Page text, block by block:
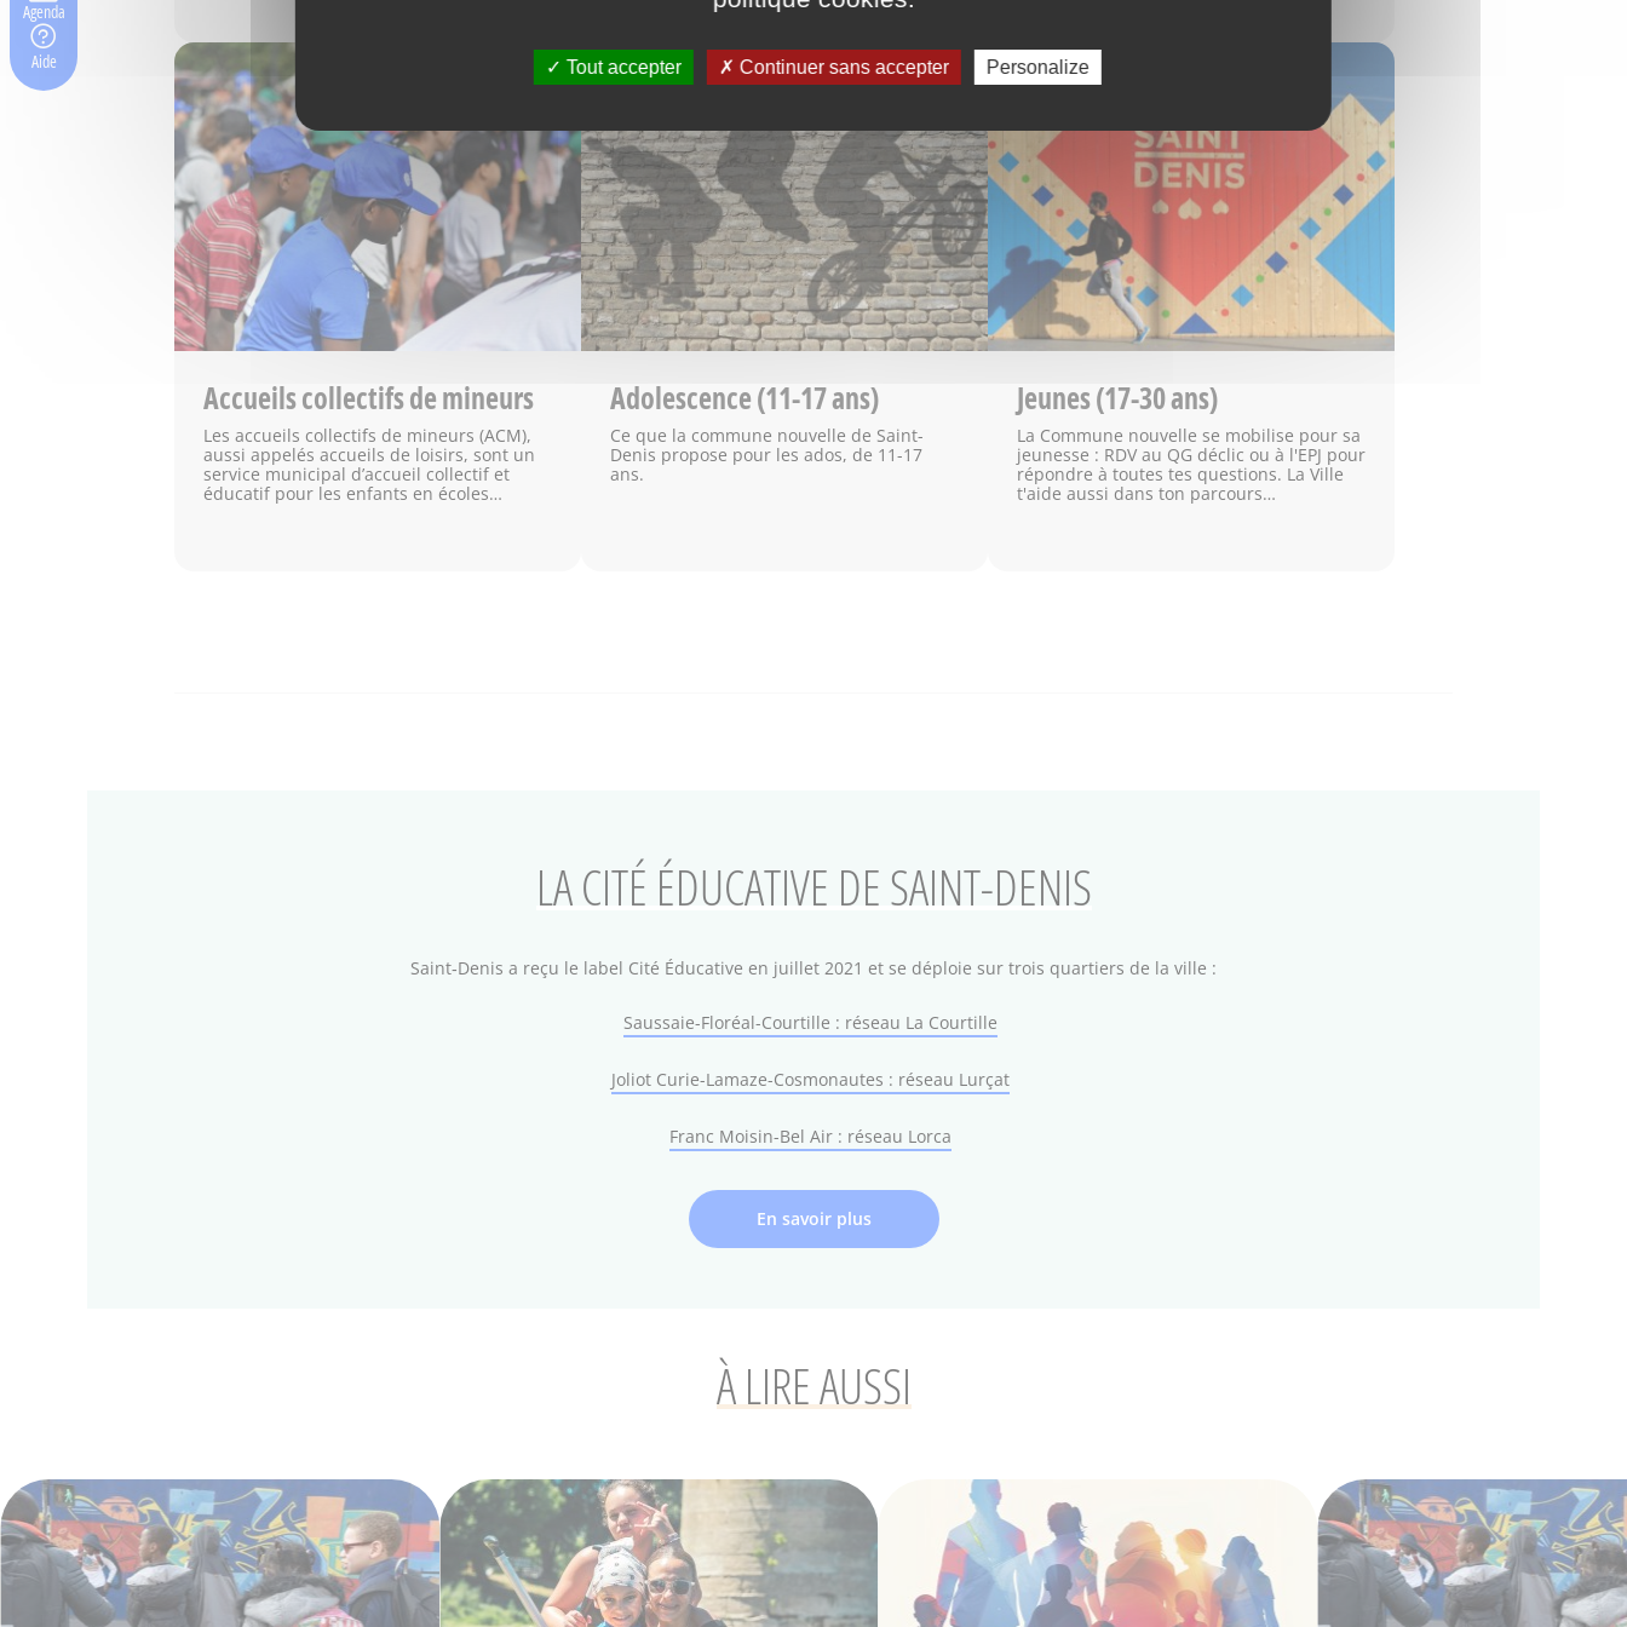
Agenda
Aide
Accueils collectifs de mineurs
Les accueils collectifs de mineurs (ACM),
aussi appelés accueils de loisirs, sont un
service municipal d’accueil collectif et
éducatif pour les enfants en écoles…
Adolescence (11-17 ans)
Ce que la commune nouvelle de Saint-
Denis propose pour les ados, de 11-17
ans.
Jeunes (17-30 ans)
La Commune nouvelle se mobilise pour sa
jeunesse : RDV au QG déclic ou à l'EPJ pour
répondre à toutes tes questions. La Ville
t'aide aussi dans ton parcours…
LA CITÉ ÉDUCATIVE DE SAINT-DENIS
Saint‑Denis a reçu le label Cité Éducative en juillet 2021 et se déploie sur trois quartiers de la ville :
Saussaie-Floréal-Courtille : réseau La Courtille
Joliot Curie-Lamaze-Cosmonautes : réseau Lurçat
Franc Moisin-Bel Air : réseau Lorca
En savoir plus
À LIRE AUSSI
Tout accepter Continuer sans accepter Personalize